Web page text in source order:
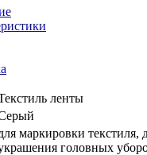
ленты
маркировки текстиля,
головных